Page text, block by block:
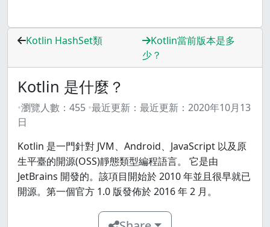
Kotlin HashSet類
Kotlin當前版本是多
少？
Kotlin 是什麼？
瀏覽人數： 455 最近更新： 最近更新： 2020年10月13
日
Kotlin 是一門針對 JVM、Android、JavaScript 以及原
生平臺的開源(OSS)靜態類型編程語言。 它是由
JetBrains 開發的。該項目開始於 2010 年並且很早就已
開源。第一個官方 1.0 版發佈於 2016 年 2 月。